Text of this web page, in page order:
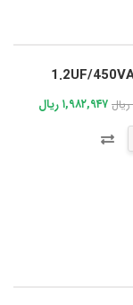
۱,۹۸۲,۹۴۷ ریال